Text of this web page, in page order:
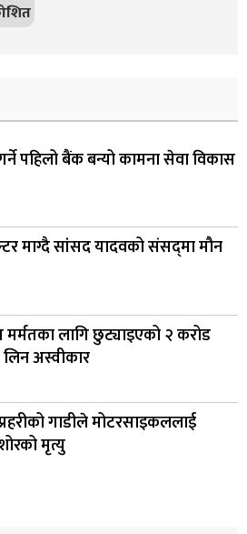
पहिलो बैंक बन्यो कामना सेवा विकास
माग्दै सांसद यादवको संसद्‌मा मौन
मर्मतका लागि छुट्याइएको २ करोड
अस्वीकार
गाडीले मोटरसाइकललाई
मृत्यु